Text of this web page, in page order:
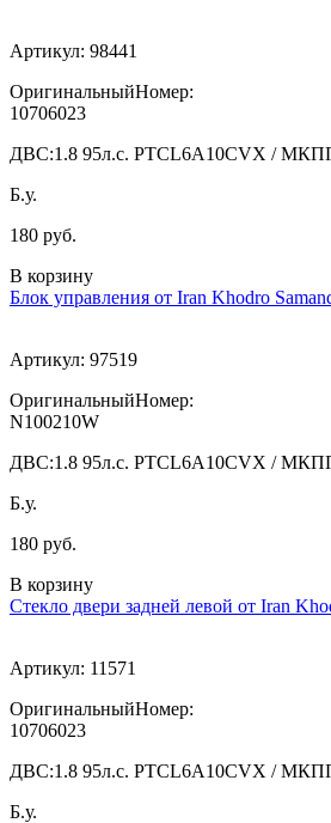
Артикул: 98441
ОригинальныйНомер:
10706023
ДВС:1.8 95л.с. PTCL6A10CVX / МКПП
Б.у.
180 руб.
В корзину
Блок управления от Iran Khodro
Артикул: 97519
ОригинальныйНомер:
N100210W
ДВС:1.8 95л.с. PTCL6A10CVX / МКПП
Б.у.
180 руб.
В корзину
Стекло двери задней левой от Iran
Артикул: 11571
ОригинальныйНомер:
10706023
ДВС:1.8 95л.с. PTCL6A10CVX /
Б.у.